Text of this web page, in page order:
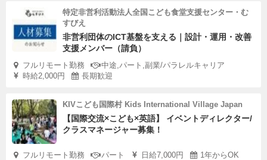
特定非営利活動法人全国こども食堂支援センター・む
すびえ
非営利団体のICT基盤を支える｜設計・運用・改善
支援メンバー（請負）
フルリモート勤務
中途,パート,副業/パラレルキャリア
時給2,000円
長期歓迎
KIVこども国際村 Kids International Village Japan
【国際交流×こども×英語】 イベントディレクター/
クラスマネージャー募集！
フルリモート勤務 パート 日給7,000円 1年からOK